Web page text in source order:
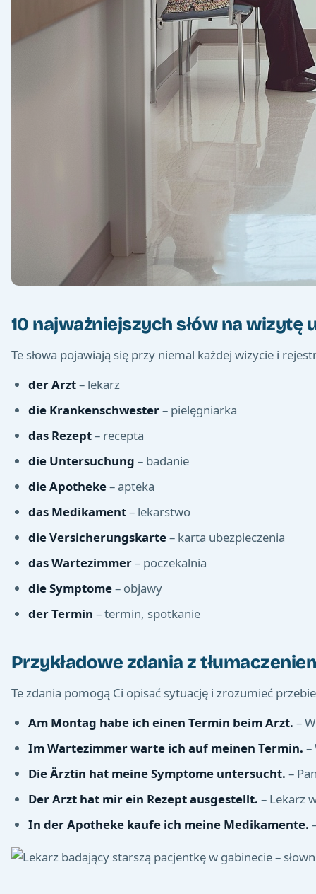
10 najważniejszych słów na wizytę
Te słowa pojawiają się przy niemal każdej wizycie i
der Arzt– lekarz
die Krankenschwester– pielęgniarka
das Rezept– recepta
die Untersuchung – badanie
die Apotheke– apteka
das Medikament– lekarstwo
die Versicherungskarte– karta ubezpieczenia
das Wartezimmer– poczekalnia
die Symptome– objawy
der Termin – termin, spotkanie
Przykładowe zdania z
Te zdania pomogą Ci opisać sytuację i zrozumieć
Am Montag habe ich einen Termin beim Arzt. –
Im Wartezimmer warte ich auf meinen Termin. –
Die Ärztin hat meine Symptome untersucht. –
Der Arzt hat mir ein Rezept ausgestellt. – Lekarz
In der Apotheke kaufe ich meine Medikamente.